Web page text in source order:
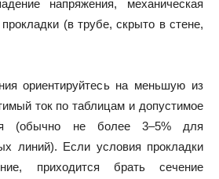
напряжения, механическая
(в трубе, скрыто в стене,
ориентируйтесь на меньшую из
ток по таблицам и допустимое
(обычно не более 3–5% для
линий). Если условия прокладки
приходится брать сечение